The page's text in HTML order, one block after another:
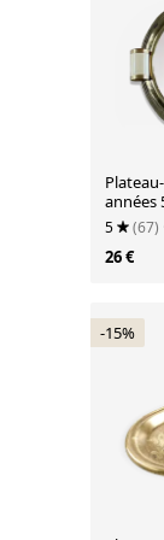
années
5 (67)
26 €
-15%